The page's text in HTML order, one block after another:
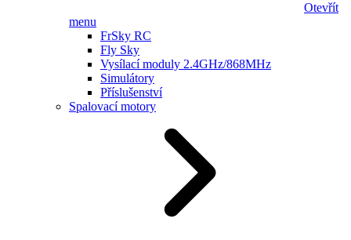
Otevřít
menu
FrSky RC
Fly Sky
Vysílací moduly 2.4GHz/868MHz
Simulátory
Příslušenství
Spalovací motory